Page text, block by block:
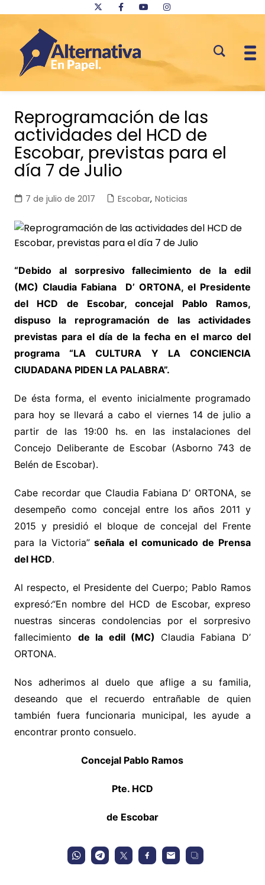
contenido
Reprogramación de las
actividades del HCD de
Escobar, previstas para el
día 7 de Julio
7 de julio de 2017 Escobar, Noticias
“Debido al sorpresivo fallecimientode la edil
(MC) Claudia Fabiana D’ ORTONA, el Presidente
del HCD de Escobar, concejal Pablo Ramos,
dispuso la reprogramación de las actividades
previstas para el día de la fecha en el marco del
programa “LA CULTURA Y LA CONCIENCIA
CIUDADANA PIDEN LA PALABRA”.
De ésta forma, el evento inicialmente programado
para hoy se llevará a cabo el viernes 14 de julio a
partir de las 19:00 hs. en las instalaciones del
Concejo Deliberante de Escobar (Asborno 743 de
Belén de Escobar).
Cabe recordar que Claudia Fabiana D’ ORTONA, se
desempeño como concejal entre los años 2011 y
2015 y presidió el bloque de concejal del Frente
para la Victoria” señala el comunicado de Prensa
del HCD.
Al respecto, el Presidente del Cuerpo; Pablo Ramos
expresó:“En nombre del HCD de Escobar, expreso
nuestras sinceras condolencias por el sorpresivo
fallecimiento de la edil (MC)
Claudia Fabiana D’
ORTONA.
Nos adherimos al duelo que aflige a su familia,
deseando que el recuerdo entrañable de quien
también fuera funcionaria municipal, les ayude a
encontrar pronto consuelo.
Concejal Pablo Ramos
Pte. HCD
de Escobar